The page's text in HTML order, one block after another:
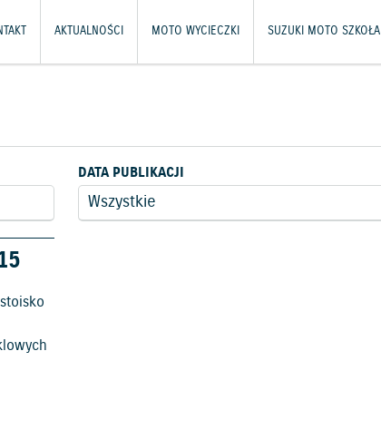
AKTUALNOŚCI MOTO WYCIECZKI SUZUKI MOTO SZKOŁA
DATA PUBLIKACJI